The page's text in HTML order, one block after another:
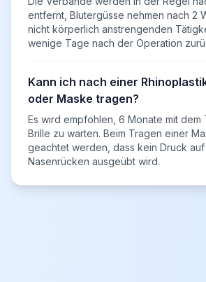
entfernt, Blutergüsse nehmen nach 2
nicht körperlich anstrengenden
wenige Tage nach der Operation
Kann ich nach einer
oder Maske tragen?
Es wird empfohlen, 6 Monate mit dem
Brille zu warten. Beim Tragen einer
geachtet werden, dass kein Druck
Nasenrücken ausgeübt wird.